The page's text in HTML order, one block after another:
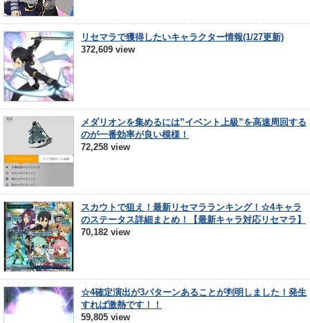
リセマラで獲得したいキャラクター情報(1/27更新)
372,609 view
メダリオンを集めるには”イベント上級”を高速周回する
のが一番効率が良い模様！
72,258 view
スカウトで狙え！最新リセマラランキング！☆4キャラ
のステータス詳細まとめ！【最新キャラ対応リセマラ】
70,182 view
☆4確定演出が3パターンあることが判明しました！発生
すれば激熱です！！
59,805 view